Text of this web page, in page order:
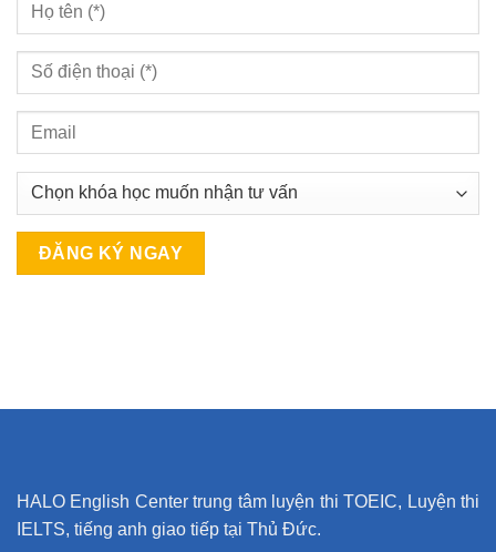
r
i
v
HALO English Center trung tâm luyện thi TOEIC, Luyện thi
IELTS, tiếng anh giao tiếp tại Thủ Đức.